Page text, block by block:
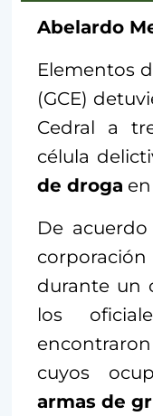
Abelardo
Elementos
(GCE)
Cedral a
célula
de droga
De
durante un
los
cuyos
armas de